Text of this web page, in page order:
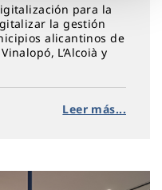
para la
la gestión
alicantinos de
L’Alcoià y
Leer más...